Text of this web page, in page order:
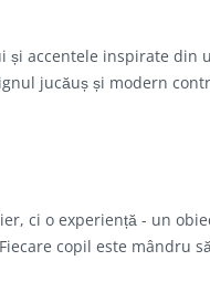
accentele inspirate din
jucăuș și modern
ci o experiență - un
copil este mândru